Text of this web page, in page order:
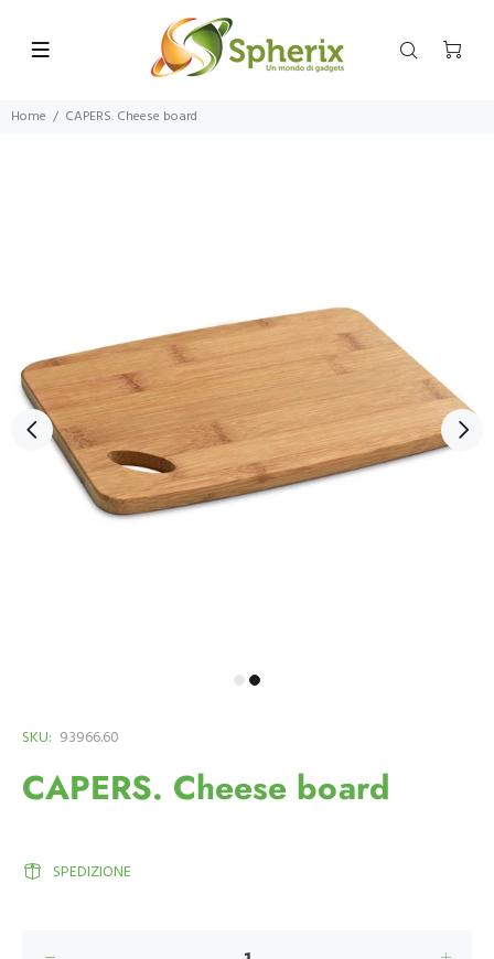
Home CAPERS. Cheese board
SKU: 93966.60
CAPERS. Cheese board
SPEDIZIONE